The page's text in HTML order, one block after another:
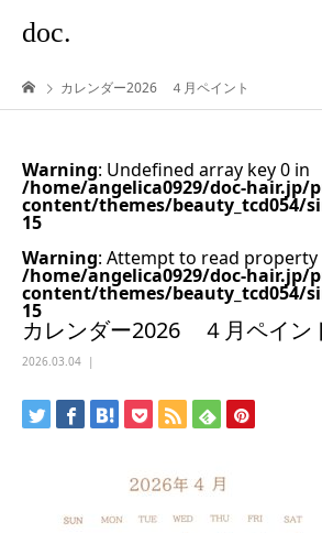
doc.
カレンダー2026 ４月ペイント
Warning: Undefined array key 0 in
/home/angelica0929/doc-hair.jp/
content/themes/beauty_tcd054/
15
Warning: Attempt to read
/home/angelica0929/doc-hair.jp/
content/themes/beauty_tcd054/
15
カレンダー2026 ４月ペイン
2026.03.04